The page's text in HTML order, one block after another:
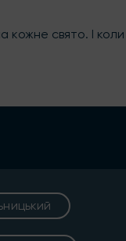
кожне свято. І